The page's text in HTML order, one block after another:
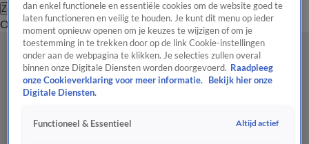
Zoeken
OverzichtRegioUitzendingenWeerTip de redactiePanelVideo's
dan enkel functionele en essentiële cookies om de website goed te
laten functioneren en veilig te houden. Je kunt dit menu op ieder
moment opnieuw openen om je keuzes te wijzigen of om je
toestemming in te trekken door op de link Cookie-instellingen
onder aan de webpagina te klikken. Je selecties zullen overal
binnen onze Digitale Diensten worden doorgevoerd. Raadpleeg
onze Cookieverklaring voor meer informatie.
Bekijk hier onze
Digitale Diensten.
Functioneel & Essentieel Altijd actief